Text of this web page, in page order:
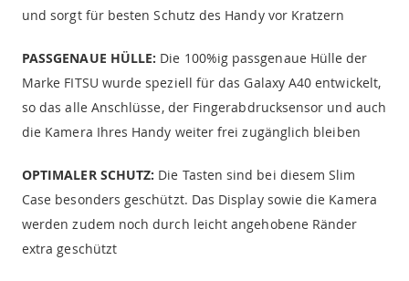
und sorgt für besten Schutz des Handy vor Kratzern
PASSGENAUE HÜLLE: Die 100%ig passgenaue Hülle der
Marke FITSU wurde speziell für das Galaxy A40 entwickelt,
so das alle Anschlüsse, der Fingerabdrucksensor und auch
die Kamera Ihres Handy weiter frei zugänglich bleiben
OPTIMALER SCHUTZ: Die Tasten sind bei diesem Slim
Case besonders geschützt. Das Display sowie die Kamera
werden zudem noch durch leicht angehobene Ränder
extra geschützt